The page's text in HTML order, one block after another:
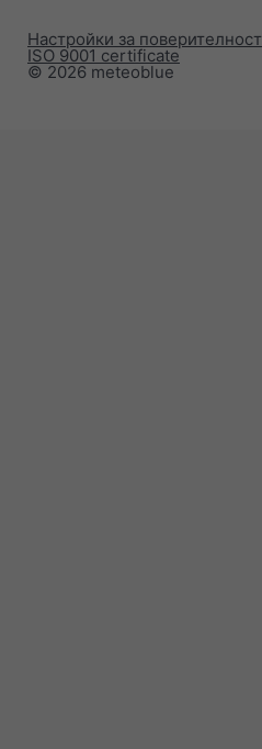
© 2026 meteoblue
ISO 9001 certificate
Настройки за поверителност